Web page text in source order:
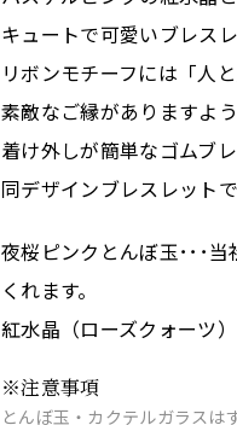
キュートで可愛いブレス
リボンモチーフには「人
素敵なご縁がありますよ
着け外しが簡単なゴムブ
同デザインブレスレット
夜桜ピンクとんぼ玉･･･
くれます。
紅水晶（ローズクォーツ
※注意事項
とんぼ玉・カクテルガラスは